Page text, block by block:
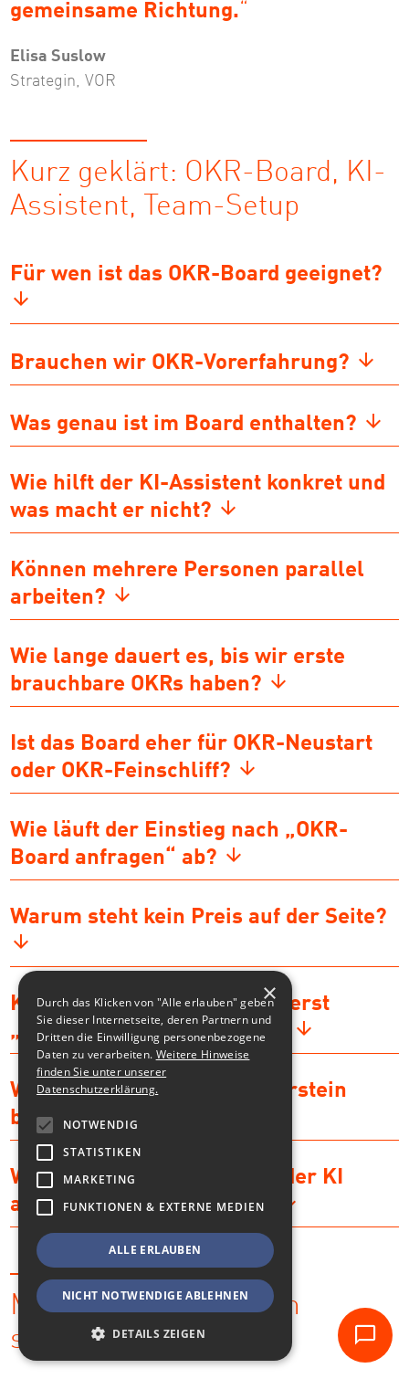
gemeinsame Richtung.
Elisa Suslow
Strategin, VOR
Kurz geklärt: OKR-Board, KI-
Assistent, Team-Setup
Für wen ist das OKR-Board geeignet?
Brauchen wir OKR-Vorerfahrung?
Was genau ist im Board enthalten?
Wie hilft der KI-Assistent konkret und
was macht er nicht?
Können mehrere Personen parallel
arbeiten?
Wie lange dauert es, bis wir erste
brauchbare OKRs haben?
Ist das Board eher für OKR-Neustart
oder OKR-Feinschliff?
Wie läuft der Einstieg nach „OKR-
Board anfragen“ ab?
Warum steht kein Preis auf der Seite?
Können wir das Board auch erst
„sehen“, bevor wir starten?
Was ist der häufigste Stolperstein
beim OKR-Formulieren?
Werden unsere Inhalte von der KI
automatisch entschieden?
Machen wir aus Zielen
steuerbare OKRs.
×
Durch das Klicken von "Alle erlauben" geben
Sie dieser Internetseite, deren Partnern und
Dritten die Einwilligung personenbezogene
Daten zu verarbeiten. Weitere Hinweise
finden Sie unter unserer
Datenschutzerklärung.
NOTWENDIG
STATISTIKEN
MARKETING
FUNKTIONEN & EXTERNE MEDIEN
ALLE ERLAUBEN
NICHT NOTWENDIGE ABLEHNEN
DETAILS ZEIGEN